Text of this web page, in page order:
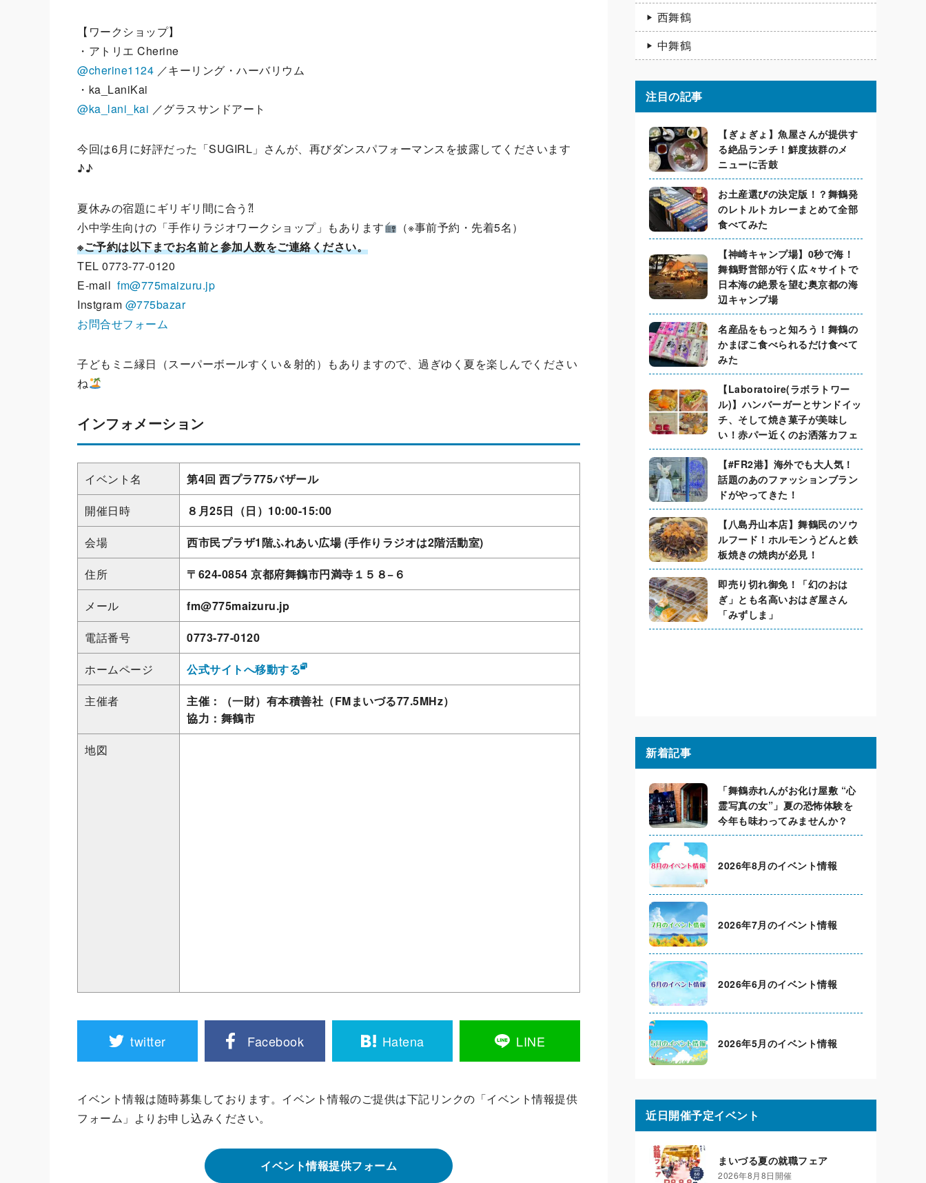
【ワークショップ】
・アトリエ Cherine
@cherine1124 ／キーリング・ハーバリウム
・ka_LaniKai
@ka_lani_kai ／グラスサンドアート
今回は6月に好評だった「SUGIRL」さんが、再びダンスパフォーマンスを披露してくださいます
♪♪
夏休みの宿題にギリギリ間に合う⁈
小中学生向けの「手作りラジオワークショップ」もあります
（※事前予約・先着5名）
※ご予約は以下までお名前と参加人数をご連絡ください。
TEL 0773-77-0120
E-mail fm@775maizuru.jp
Instgram @775bazar
お問合せフォーム
子どもミニ縁日（スーパーボールすくい＆射的）もありますので、過ぎゆく夏を楽しんでください
ね
インフォメーション
イベント名
第4回 西プラ775バザール
開催日時
８月25日（日）10:00-15:00
会場
⻄市⺠プラザ1階ふれあい広場 (手作りラジオは2階活動室)
住所
〒624-0854 京都府舞鶴市円満寺１５８−６
メール
fm@775maizuru.jp
電話番号
0773-77-0120
ホームページ
公式サイトへ移動する
主催者
主催：（一財）有本積善社（FMまいづる77.5MHz）
協力：舞鶴市
地図
twitter Facebook Hatena LINE
イベント情報は随時募集しております。イベント情報のご提供は下記リンクの「イベント情報提供
フォーム」よりお申し込みください。
イベント情報提供フォーム
西舞鶴
中舞鶴
注目の記事
【ぎょぎょ】魚屋さんが提供す
る絶品ランチ！鮮度抜群のメ
ニューに舌鼓
お土産選びの決定版！？舞鶴発
のレトルトカレーまとめて全部
食べてみた
【神崎キャンプ場】0秒で海！
舞鶴野営部が行く広々サイトで
日本海の絶景を望む奥京都の海
辺キャンプ場
名産品をもっと知ろう！舞鶴の
かまぼこ食べられるだけ食べて
みた
【Laboratoire(ラボラトワー
ル)】ハンバーガーとサンドイッ
チ、そして焼き菓子が美味し
い！赤パー近くのお洒落カフェ
【#FR2港】海外でも大人気！
話題のあのファッションブラン
ドがやってきた！
【八島丹山本店】舞鶴民のソウ
ルフード！ホルモンうどんと鉄
板焼きの焼肉が必見！
即売り切れ御免！「幻のおは
ぎ」とも名高いおはぎ屋さん
「みずしま」
新着記事
「舞鶴赤れんがお化け屋敷 “心
霊写真の女”」夏の恐怖体験を
今年も味わってみませんか？
2026年8月のイベント情報
2026年7月のイベント情報
2026年6月のイベント情報
2026年5月のイベント情報
近日開催予定イベント
まいづる夏の就職フェア
2026年8月8日開催